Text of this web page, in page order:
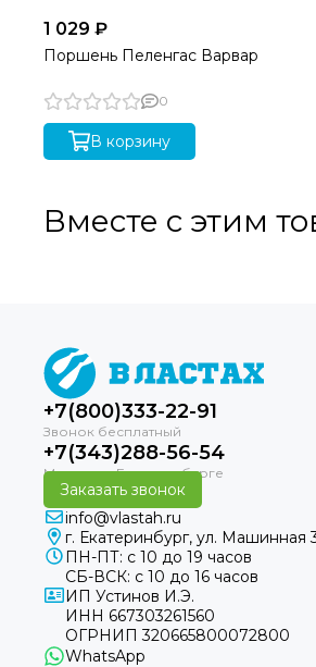
1 029 ₽
Поршень Пеленгас Варвар
0
В корзину
Вместе с этим
+7(800)333-22-91
+7(343)288-56-54
Заказать звонок
info@vlastah.ru
г. Екатеринбург, ул. Машинная
ПН-ПТ: с 10 до 19 часов
СБ-ВСК: с 10 до 16 часов
ИП Устинов И.Э.
ИНН 667303261560
ОГРНИП 320665800072800
WhatsApp